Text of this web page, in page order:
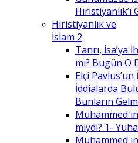
Hıristiyanlık’ı
Hıristiyanlık ve
İslam 2
Tanrı, İsa’ya
mı? Bugün O
Elçi
İddialarda
Bunların
miydi? 1-